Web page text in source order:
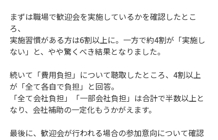
まずは職場で歓迎会を実施しているかを確認したとこ
ろ、
実施習慣がある方は6割以上に。一方で約4割が「実施し
ない」と、やや驚くべき結果となりました。
続いて「費用負担」について聴取したところ、4割以上
が「全て各自で負担」と回答。
「全て会社負担」「一部会社負担」は合計で半数以上と
なり、会社補助の一定化もうかがえます。
最後に、歓迎会が行われる場合の参加意向について確認